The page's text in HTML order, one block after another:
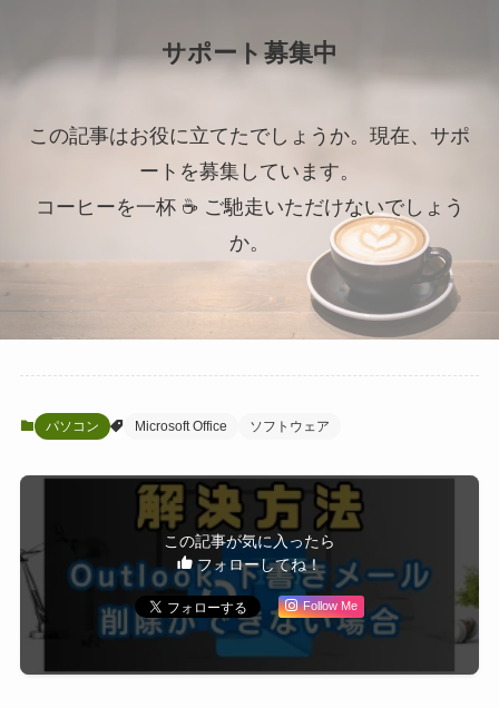
サポート募集中
この記事はお役に立てたでしょうか。現在、サポ
ートを募集しています。
コーヒーを一杯 ☕ ご馳走いただけないでしょう
か。
パソコン Microsoft Office ソフトウェア
この記事が気に入ったら
フォローしてね！
Follow Me